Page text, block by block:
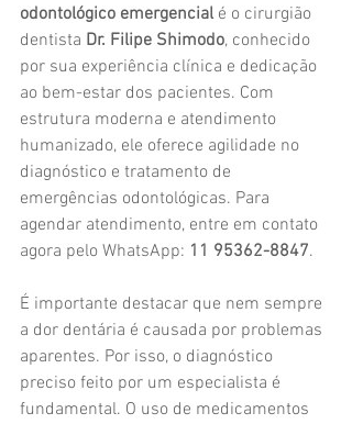
odontológico emergencial é o cirurgião
dentista Dr. Filipe Shimodo, conhecido
por sua experiência clínica e dedicação
ao bem-estar dos pacientes. Com
estrutura moderna e atendimento
humanizado, ele oferece agilidade no
diagnóstico e tratamento de
emergências odontológicas. Para
agendar atendimento, entre em contato
agora pelo WhatsApp: 11 95362-8847.
É importante destacar que nem sempre
a dor dentária é causada por problemas
aparentes. Por isso, o diagnóstico
preciso feito por um especialista é
fundamental. O uso de medicamentos